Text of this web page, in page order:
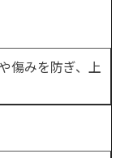
傷みを防ぎ、上